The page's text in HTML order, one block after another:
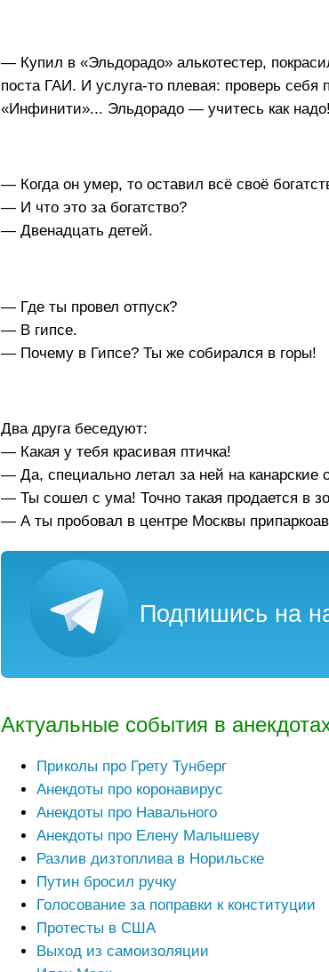
— Купил в «Эльдорадо» алькотестер,
поста ГАИ. И услуга-то плевая: проверь
«Инфинити»... Эльдорадо — учитесь как надо!
— Когда он умер, то оставил всё своё
— И что это за богатство?
— Двенадцать детей.
— Где ты провел отпуск?
— В гипсе.
— Почему в Гипсе? Ты же собирался в горы!
Два друга беседуют:
— Какая у тебя красивая птичка!
— Да, специально летал за ней на
— Ты сошел с ума! Точно такая продается в
— А ты пробовал в центре Москвы
Подпишись на
Актуальные события в
Приколы про Грету Тунберг
Анекдоты про коронавирус
Анекдоты про Навального
Анекдоты про Елену Малышеву
Разлив дизтоплива в Норильске
Путин бросил ручку
Голосование за поправки к конституции
Протесты в США
Выход из самоизоляции